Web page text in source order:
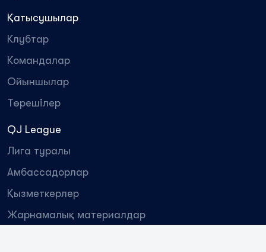
Қатысушылар
Клубтар
Командалар
Ойыншылар
Төрешілер
QJ League
Лига туралы
Амбассадорлар
Қызметкерлер
Жарнамалық материалдар